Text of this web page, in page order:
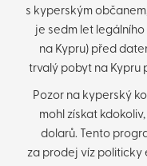
s kyperským
je sedm let
na Kypru) před
trvalý pobyt na Kypru
Pozor na kyperský
mohl získat
dolarů. Tento
za prodej víz politicky